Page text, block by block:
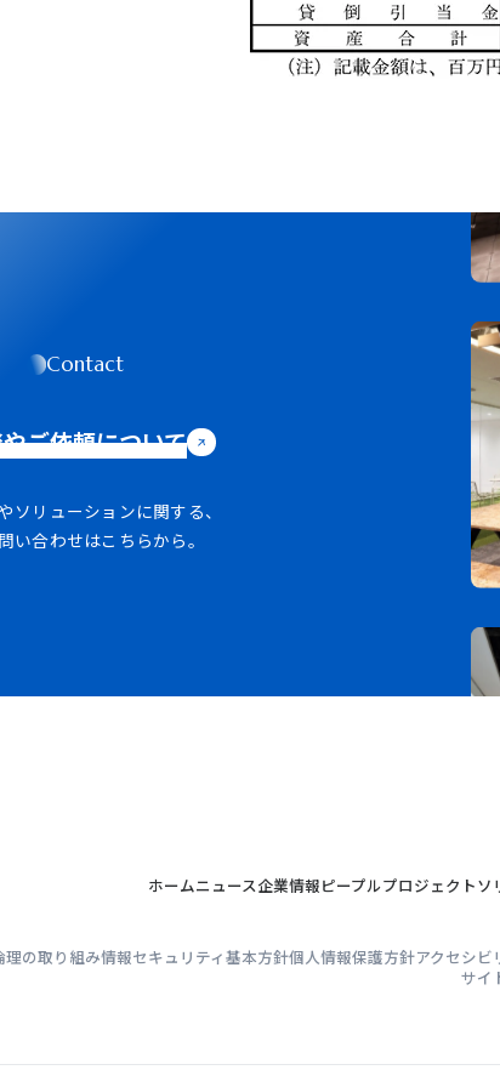
Contact
ご依頼について
ソリューションに関する、
い合わせはこちらから。
ホームニュース企業情報ピープルプロジェクトソ
理の取り組み情報セキュリティ基本方針個人情報保護方針アクセシビ
サイ